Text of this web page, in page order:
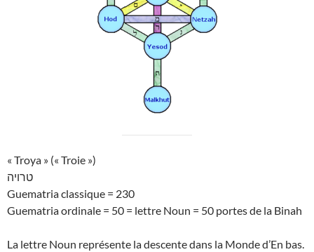
« Troya » (« Troie »)
טרויה
Guematria classique = 230
Guematria ordinale = 50 = lettre Noun = 50 portes de la Binah
La lettre Noun représente la descente dans la Monde d’En bas.